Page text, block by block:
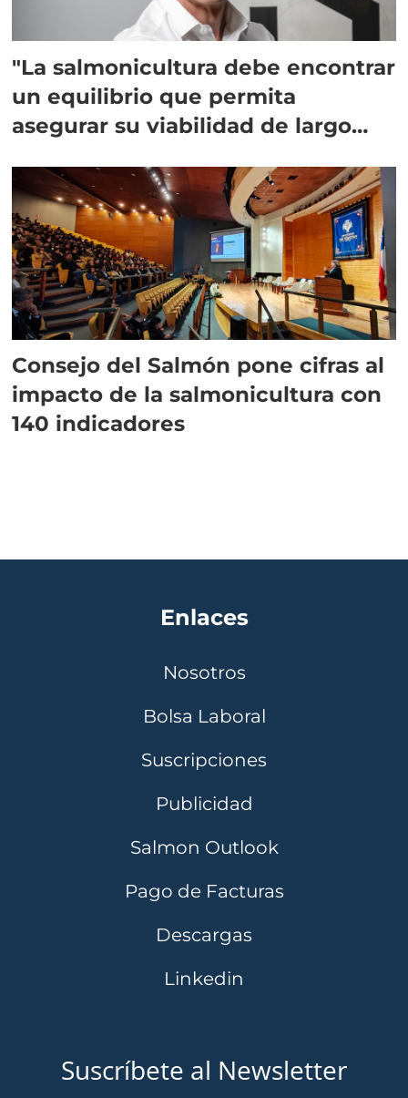
"La salmonicultura debe encontrar
un equilibrio que permita
asegurar su viabilidad de largo
Consejo del Salmón pone cifras al
impacto de la salmonicultura con
140 indicadores
Enlaces
Nosotros
Bolsa Laboral
Suscripciones
Publicidad
Salmon Outlook
Pago de Facturas
Descargas
Linkedin
Suscríbete al Newsletter